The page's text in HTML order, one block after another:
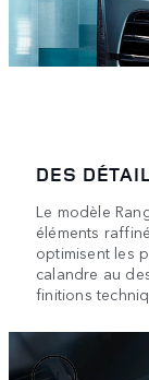
DES
Le modèle
éléments
optimisent les
calandre au
finitions